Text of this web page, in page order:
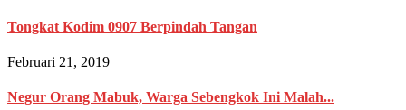
Tongkat Kodim 0907 Berpindah Tangan
Februari 21, 2019
Negur Orang Mabuk, Warga Sebengkok Ini Malah...